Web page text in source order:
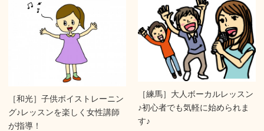
［和光］子供ボイストレーニン
グ♪レッスンを楽しく女性講師
が指導！
［練馬］大人ボーカルレッスン
♪初心者でも気軽に始められま
す♪